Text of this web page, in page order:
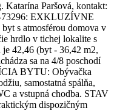
Paršová, kontakt:
73296: EXKLUZÍVNE
s atmosférou domova v
hrdlo v tichej lokalite s
42,46 (byt - 36,42 m2,
sa na 4/8 poschodí
BYTU: Obývačka
samostatná spálňa,
a vstupná chodba. STAV
dispozičným